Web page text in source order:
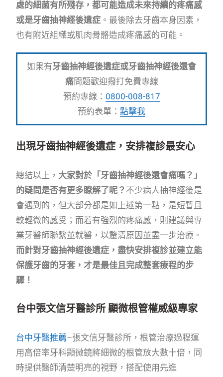
處的細菌有所殘存，都可能造成未來持續的疼痛感
或是牙齒抽神經後遺症 。最後除去牙齒本身因素，
也有附近組織或肌肉骨骼造成疼痛感的可能。
如果有牙齒抽神經後遺症或牙齒抽神經後還會
痛問題歡迎撥打免費專線
預約專線： 0800-008-817
預約表單： 點擊我
出現牙齒抽神經後遺症，安排複診最安心
總結以上， 大家對於「牙齒抽神經後還會痛嗎？」
的疑問是否有更多瞭解了呢？ 不少病人抽神經後是
會遇到的，但大部分都是如上述第一點，是短暫且
較輕微的感受；而若有強烈的疼痛感，則建議與專
業牙醫師聯繫並就醫，以釐清原因並盡一步治療。
而針對牙齒抽神經後遺症，盡快安排複診並建立能
保護牙齒的牙套，才是最佳且完成整套療程的步
驟！
台中張文信牙醫診所 顯微根管權威級專家
台中牙醫推薦–張文信牙醫診所，根管治療過程運
用高倍率牙科顯微鏡將細微的根管放大數十倍，同
時提供醫師清楚明亮的視野，搭配使用先進